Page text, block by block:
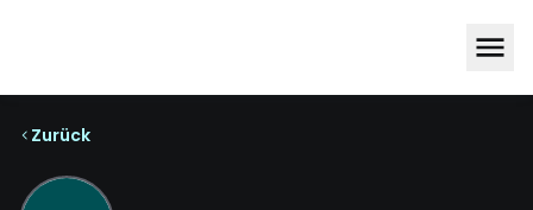
Zurück